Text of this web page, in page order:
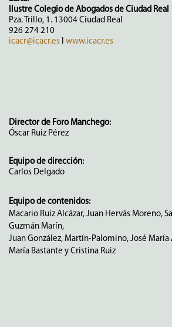
Ilustre Colegio de Abogados de Ciudad Real
Pza. Trillo, 1. 13004 Ciudad Real
926 274 210
icacr@icacr.es I www.icacr.es
Director de Foro Manchego:
Óscar Ruiz Pérez
Equipo de dirección:
Carlos Delgado
Equipo de contenidos:
Macario Ruiz Alcázar, Juan Hervás Moreno,
Guzmán Marín,
Juan González, Martín-Palomino, José
María Bastante y Cristina Ruiz